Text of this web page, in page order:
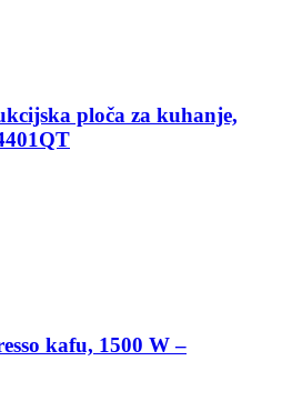
ploča za kuhanje,
kafu, 1500 W –